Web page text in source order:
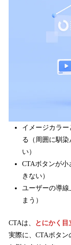
イメージカラ
る（周囲に馴
い）
CTAボタンが
きない）
ユーザーの導線
まう）
CTAは、 とにかく目
実際に、CTAボタ